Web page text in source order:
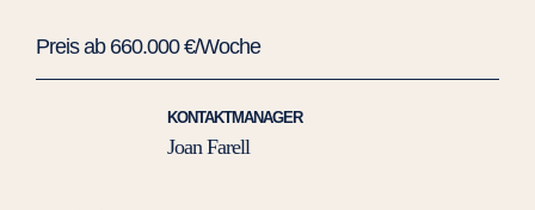
Preis ab 660.000 €/Woche
KONTAKTMANAGER
Joan Farell